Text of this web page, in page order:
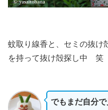
蚊取り線香と、セミの抜け
を持って抜け殻探し中 笑
でもまだ自分で